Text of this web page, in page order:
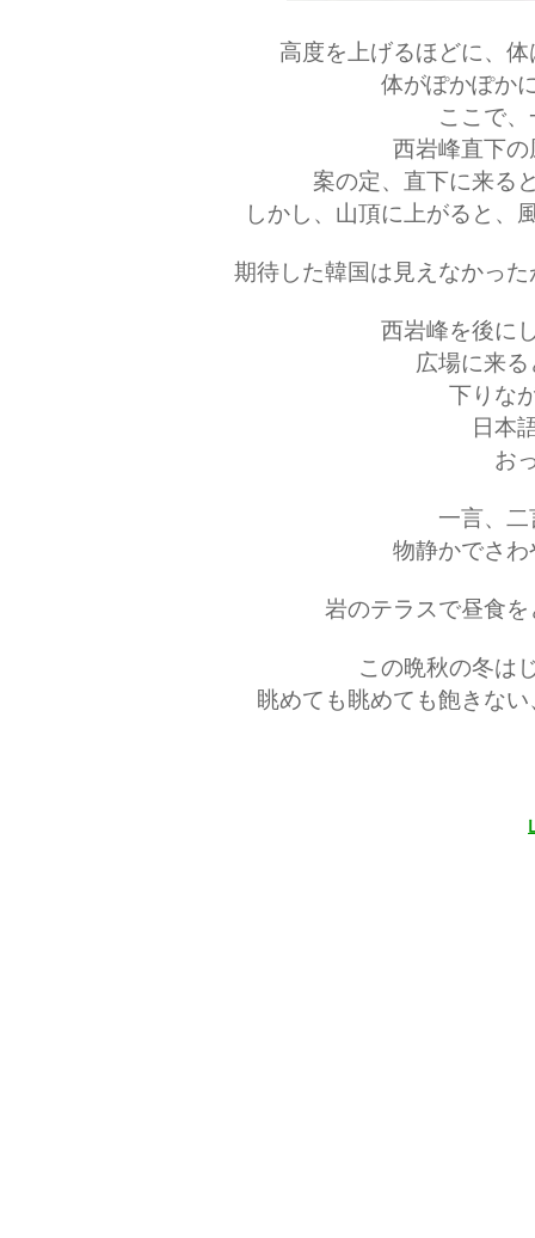
高度を上げるほどに、
体がぽかぽか
ここで
西岩峰直下
案の定、直下に来る
しかし、山頂に上がると、
期待した韓国は見えなかっ
西岩峰を後に
広場に来
下りな
日本
お
一言、
物静かでさ
岩のテラスで昼食
この晩秋の冬は
眺めても眺めても飽きな